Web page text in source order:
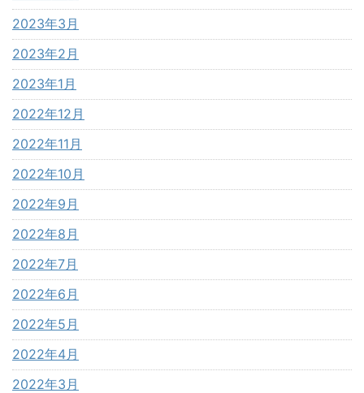
2023年3月
2023年2月
2023年1月
2022年12月
2022年11月
2022年10月
2022年9月
2022年8月
2022年7月
2022年6月
2022年5月
2022年4月
2022年3月